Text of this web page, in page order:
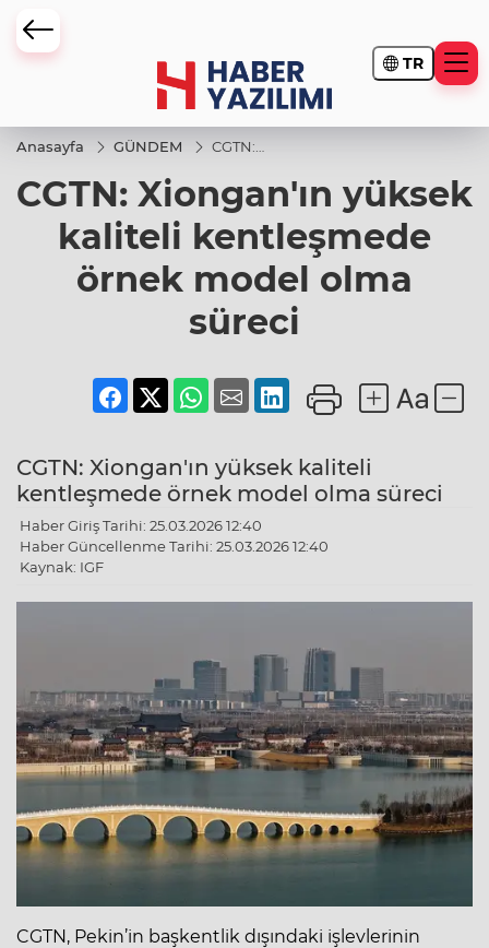
TR
Anasayfa GÜNDEM
CGTN:
kaliteli
kentleşmede
örnek model
olma süreci
CGTN: Xiongan'ın yüksek
kaliteli kentleşmede
örnek model olma
süreci
CGTN: Xiongan'ın yüksek kaliteli
kentleşmede örnek model olma süreci
Haber Giriş Tarihi: 25.03.2026 12:40
Haber Güncellenme Tarihi: 25.03.2026 12:40
Kaynak: IGF
CGTN, Pekin’in başkentlik dışındaki işlevlerinin